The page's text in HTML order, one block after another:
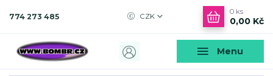
Menu
CZK
774 273 485
0 ks
0,00 Kč